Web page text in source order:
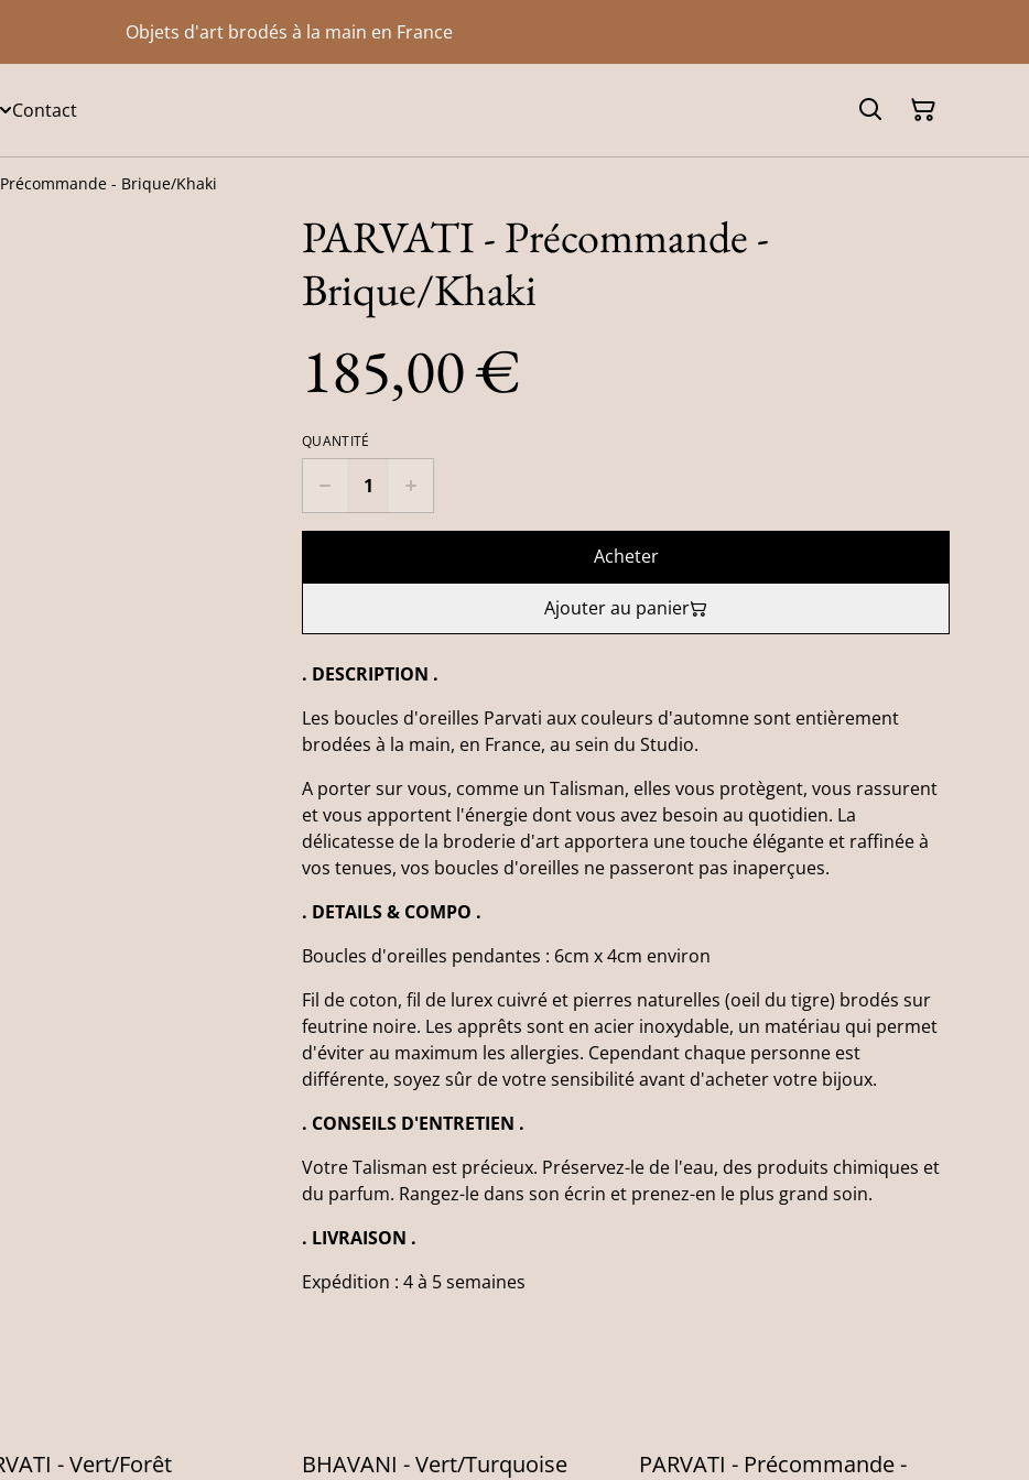
Objets d'art brodés à la main en France
Contact
Précommande - Brique/Khaki
PARVATI - Précommande -
Brique/Khaki
185,00 €
QUANTITÉ
Acheter
Ajouter au panier
. DESCRIPTION .
Les boucles d'oreilles Parvati aux couleurs d'automne sont entièrement
brodées à la main, en France, au sein du Studio.
A porter sur vous, comme un Talisman, elles vous protègent, vous rassurent
et vous apportent l'énergie dont vous avez besoin au quotidien. La
délicatesse de la broderie d'art apportera une touche élégante et raffinée à
vos tenues, vos boucles d'oreilles ne passeront pas inaperçues.
. DETAILS & COMPO .
Boucles d'oreilles pendantes : 6cm x 4cm environ
Fil de coton, fil de lurex cuivré et pierres naturelles (oeil du tigre) brodés sur
feutrine noire. Les apprêts sont en acier inoxydable, un matériau qui permet
d'éviter au maximum les allergies. Cependant chaque personne est
différente, soyez sûr de votre sensibilité avant d'acheter votre bijoux.
. CONSEILS D'ENTRETIEN .
Votre Talisman est précieux. Préservez-le de l'eau, des produits chimiques et
du parfum. Rangez-le dans son écrin et prenez-en le plus grand soin.
. LIVRAISON .
Expédition : 4 à 5 semaines
- Vert/Forêt BHAVANI - Vert/Turquoise
PARVATI - Précommande -